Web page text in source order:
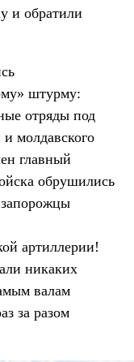
и обратили
штурму:
отряды под
молдавского
главный
обрушились
артиллерии!
никаких
валам
за разом